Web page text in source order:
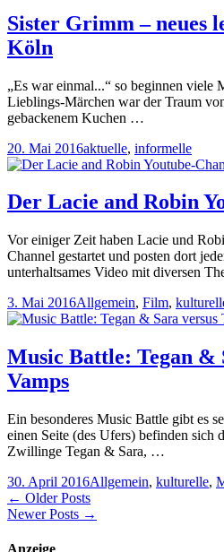
Sister Grimm – neues
Köln
„Es war einmal...“ so beginnen viele
Lieblings-Märchen war der Traum
gebackenem Kuchen …
20. Mai 2016aktuelle, informelle
Der Lacie and Robin
Vor einiger Zeit haben Lacie und
Channel gestartet und posten dort
unterhaltsames Video mit diversen
3. Mai 2016Allgemein, Film,
Music Battle: Tegan &
Vamps
Ein besonderes Music Battle gibt es
einen Seite (des Ufers) befinden sich
Zwillinge Tegan & Sara, …
30. April 2016Allgemein, kulturelle,
← Older Posts
Newer Posts →